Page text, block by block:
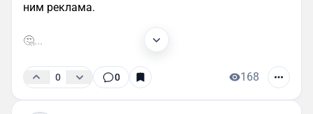
ним реклама.
🤔...
0 0 168